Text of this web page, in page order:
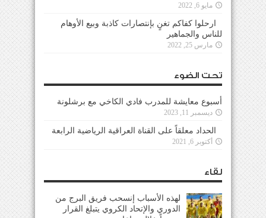
مايو 6, 2022
ارحلوا كفاكم تغنٍ بإنتصارات كاذبة وبيع الأوهام
للناس والجماهير
مارس 25, 2022
تحت الضوء
أسبوع معايشة للمدرب فادي الكاخي مع برشلونة
ديسمبر 11, 2023
الحداد معلقاً على القناة العراقية الرياضية الرابعة
أكتوبر 6, 2021
لقاء
لهذه الأسباب إنسحب فريق البرج من
الدوري والإتحاد الكروي يتبلغ القرار